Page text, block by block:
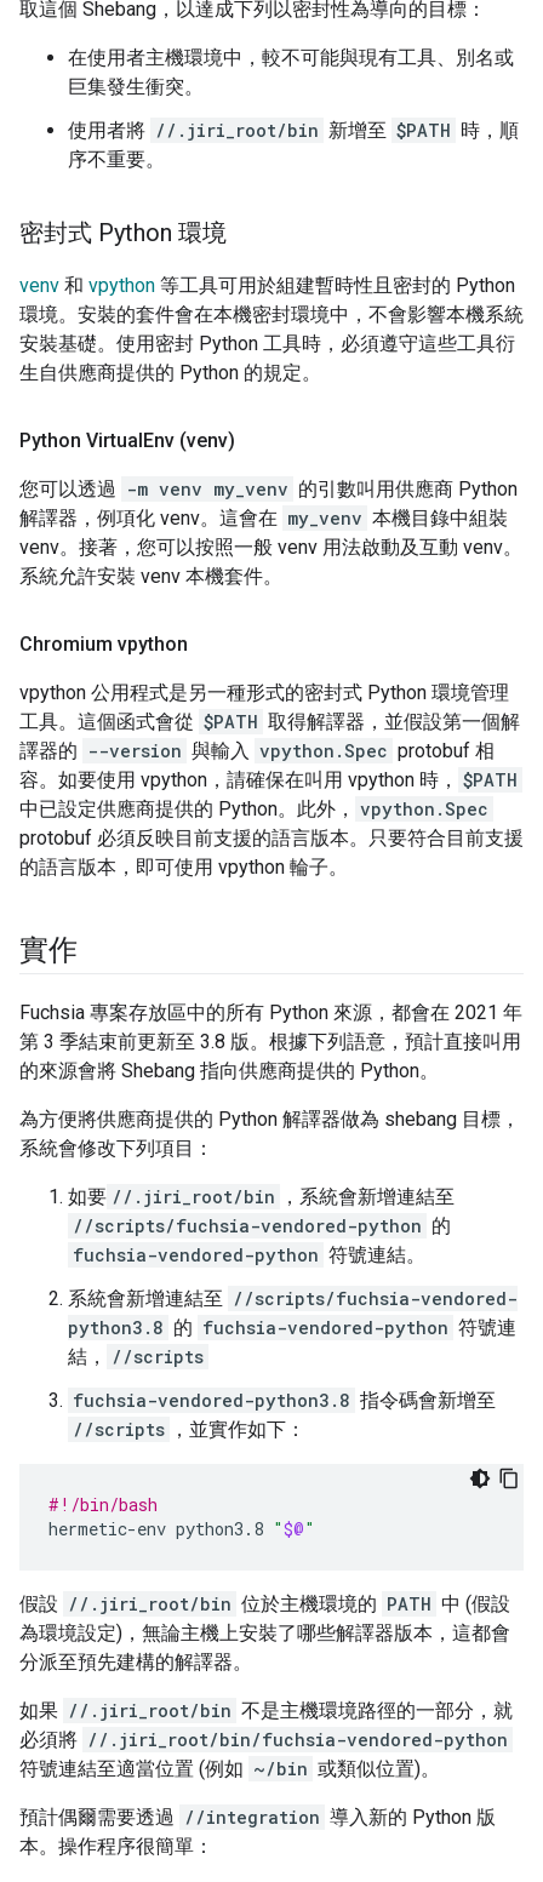
取這個 Shebang，以達成下列以密封性為導向的目標：
在使用者主機環境中，較不可能與現有工具、別名或
巨集發生衝突。
使用者將 //.jiri_root/bin 新增至 $PATH 時，順
序不重要。
密封式 Python 環境
venv 和 vpython 等工具可用於組建暫時性且密封的 Python
環境。安裝的套件會在本機密封環境中，不會影響本機系統
安裝基礎。使用密封 Python 工具時，必須遵守這些工具衍
生自供應商提供的 Python 的規定。
Python VirtualEnv (venv)
您可以透過 -m venv my_venv 的引數叫用供應商 Python
解譯器，例項化 venv。這會在 my_venv 本機目錄中組裝
venv。接著，您可以按照一般 venv 用法啟動及互動 venv。
系統允許安裝 venv 本機套件。
Chromium vpython
vpython 公用程式是另一種形式的密封式 Python 環境管理
工具。這個函式會從 $PATH 取得解譯器，並假設第一個解
譯器的 --version 與輸入 vpython.Spec protobuf 相
容。如要使用 vpython，請確保在叫用 vpython 時， $PATH
中已設定供應商提供的 Python。此外， vpython.Spec
protobuf 必須反映目前支援的語言版本。只要符合目前支援
的語言版本，即可使用 vpython 輪子。
實作
Fuchsia 專案存放區中的所有 Python 來源，都會在 2021 年
第 3 季結束前更新至 3.8 版。根據下列語意，預計直接叫用
的來源會將 Shebang 指向供應商提供的 Python。
為方便將供應商提供的 Python 解譯器做為 shebang 目標，
系統會修改下列項目：
如要 //.jiri_root/bin
，系統會新增連結至
//scripts/fuchsia-vendored-python 的
fuchsia-vendored-python 符號連結。
系統會新增連結至 //scripts/fuchsia-vendored-
python3.8 的 fuchsia-vendored-python 符號連
結，
//scripts
fuchsia-vendored-python3.8 指令碼會新增至
//scripts ，並實作如下：
#!/bin/bash
hermetic-env python3.8 "$@"
假設 //.jiri_root/bin 位於主機環境的 PATH 中 (假設
為環境設定)，無論主機上安裝了哪些解譯器版本，這都會
分派至預先建構的解譯器。
如果 //.jiri_root/bin 不是主機環境路徑的一部分，就
必須將 //.jiri_root/bin/fuchsia-vendored-python
符號連結至適當位置 (例如 ~/bin 或類似位置)。
預計偶爾需要透過 //integration 導入新的 Python 版
本。操作程序很簡單：